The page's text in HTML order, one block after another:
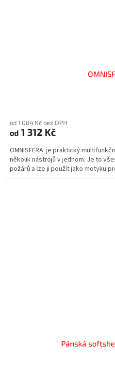
od 1 084 Kč bez DPH
od 1 312 Kč
OMNISFERA je praktický
několik nástrojů v jednom. Je to
požárů a lze ji použít jako motyku
Pánská